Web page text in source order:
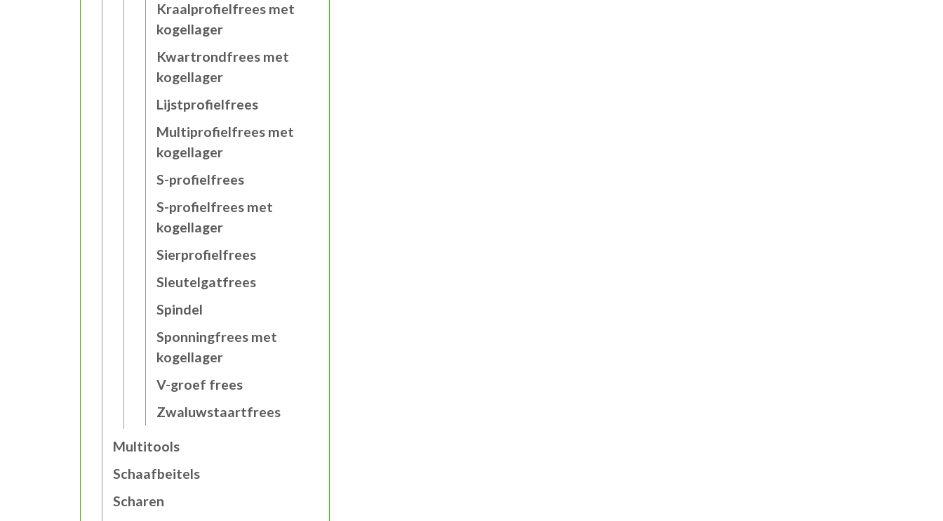
Kraalprofielfrees met
kogellager
Kwartrondfrees met
kogellager
Lijstprofielfrees
Multiprofielfrees met
kogellager
S-profielfrees
S-profielfrees met
kogellager
Sierprofielfrees
Sleutelgatfrees
Spindel
Sponningfrees met
kogellager
V-groef frees
Zwaluwstaartfrees
Multitools
Schaafbeitels
Scharen